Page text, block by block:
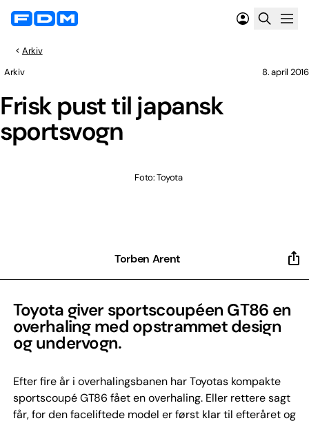
Arkiv
Frisk pust til japansk
sportsvogn
Arkiv 8. april 2016
Foto: Toyota
Torben Arent
Toyota giver sportscoupéen GT86 en
overhaling med opstrammet design
og undervogn.
Efter fire år i overhalingsbanen har Toyotas kompakte
sportscoupé GT86 fået en overhaling. Eller rettere sagt
får, for den faceliftede model er først klar til efteråret og